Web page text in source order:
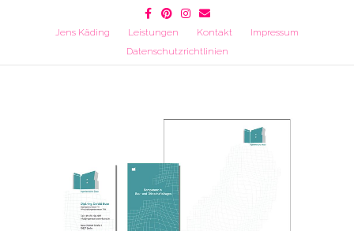
FacebookPinterestInstagram
Email
Jens Käding Leistungen Kontakt
Impressum
Datenschutzrichtlinien